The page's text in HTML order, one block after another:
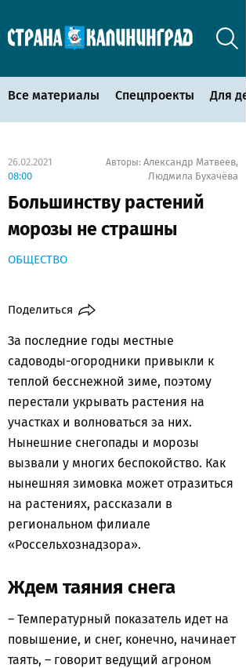
Все материалы Спецпроекты Для
26.02.2021
08:00
Авторы: Александр Матвеев,
Людмила Бухачёва
Большинству растений
морозы не страшны
ОБЩЕСТВО
Поделиться
За последние годы местные
садоводы-огородники привыкли к
теплой бесснежной зиме, поэтому
перестали укрывать растения на
участках и волноваться за них.
Нынешние снегопады и морозы
вызвали у многих беспокойство. Как
нынешняя зимовка может отразиться
на растениях, рассказали в
региональном филиале
«Россельхознадзора».
Ждем таяния снега
– Температурный показатель идет на
повышение, и снег, конечно, начинает
таять, – говорит ведущий агроном